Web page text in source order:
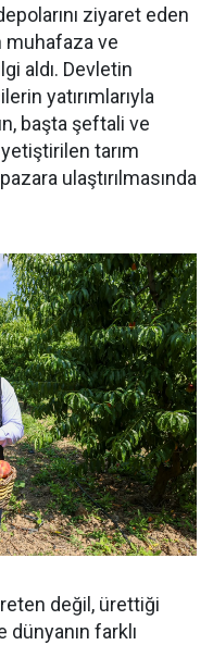
ziyaret eden
muhafaza ve
aldı. Devletin
yatırımlarıyla
başta şeftali ve
tarım
ulaştırılmasında
değil, ürettiği
dünyanın farklı